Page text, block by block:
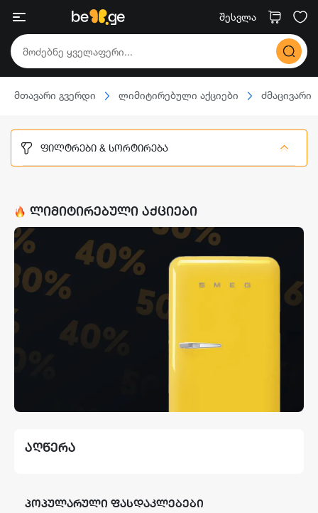
შესვლა
მთავარი გვერდი ლიმიტირებული აქციები ძმაცივარი
ᲤᲘᲚᲢᲠᲔᲑᲘ & ᲡᲝᲠᲢᲘᲠᲔᲑᲐ
ᲚᲘᲛᲘᲢᲘᲠᲔᲑᲣᲚᲘ ᲐᲥᲪᲘᲔᲑᲘ
ᲐᲦᲬᲔᲠᲐ
ᲞᲝᲞᲣᲚᲐᲠᲣᲚᲘ ᲤᲐᲡᲓᲐᲙᲚᲔᲑᲔᲑᲘ